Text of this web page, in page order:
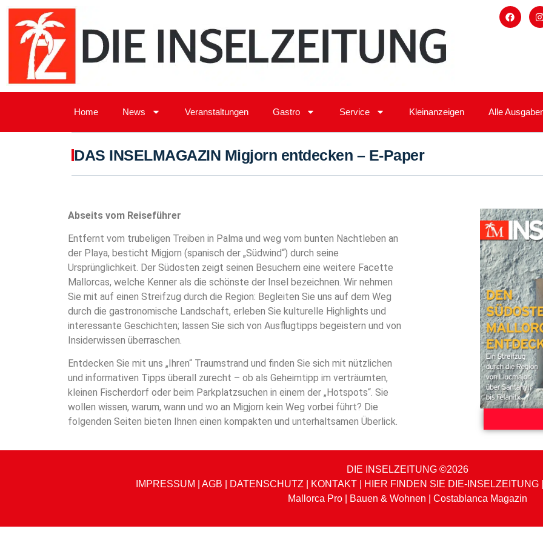
Home News Veranstaltungen Gastro Service Kleinanzeigen Alle
DAS INSELMAGAZIN Migjorn entdecken – E-Paper
Abseits vom Reiseführer
Entfernt vom trubeligen Treiben in Palma und weg vom bunten Nachtleben an
der Playa, besticht Migjorn (spanisch der „Südwind“) durch seine
Ursprünglichkeit. Der Südosten zeigt seinen Besuchern eine weitere Facette
Mallorcas, welche Kenner als die schönste der Insel bezeichnen. Wir nehmen
Sie mit auf einen Streifzug durch die Region: Begleiten Sie uns auf dem Weg
durch die gastronomische Landschaft, erleben Sie kulturelle Highlights und
interessante Geschichten; lassen Sie sich von Ausflugtipps begeistern und von
Insiderwissen überraschen.
Entdecken Sie mit uns „Ihren“ Traumstrand und finden Sie sich mit nützlichen
und informativen Tipps überall zurecht – ob als Geheimtipp im verträumten,
kleinen Fischerdorf oder beim Parkplatzsuchen in einem der „Hotspots“. Sie
wollen wissen, warum, wann und wo an Migjorn kein Weg vorbei führt? Die
folgenden Seiten bieten Ihnen einen kompakten und unterhaltsamen Überlick.
DIE INSELZEITUNG ©2026
IMPRESSUM
AGB DATENSCHUTZ KONTAKT| HIER FINDEN SIE DIE-INSELZEITUNG
Mallorca Pro| Bauen & Wohnen Costablanca Magazin